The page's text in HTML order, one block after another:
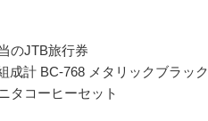
のJTB旅行券
計 BC-768 メタリックブラック
タコーヒーセット